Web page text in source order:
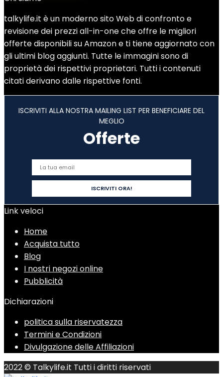
talkylife.it è un moderno sito Web di confronto e
revisione dei prezzi all-in-one che offre le migliori
offerte disponibili su Amazon e ti tiene aggiornato con
gli ultimi blog aggiunti. Tutte le immagini sono di
proprietà dei rispettivi proprietari. Tutti i contenuti
citati derivano dalle rispettive fonti.
ISCRIVITI ALLA NOSTRA MAILING LIST PER BENEFICIARE DEL
MEGLIO
Offerte
Link veloci
Home
Acquista tutto
Blog
I nostri negozi online
Pubblicità
Dichiarazioni
politica sulla riservatezza
Termini e Condizioni
Divulgazione delle Affiliazioni
2022 © Talkylife.it Tutti i diritti riservati